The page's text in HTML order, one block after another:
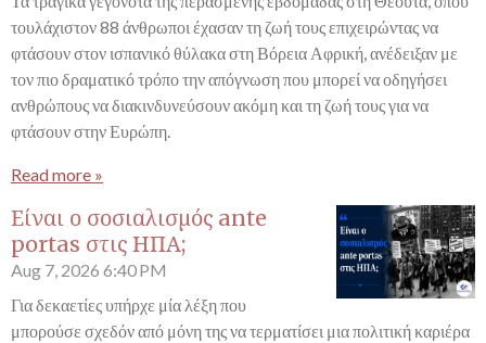
τουλάχιστον 88 άνθρωποι έχασαν τη ζωή τους επιχειρώντας να
φτάσουν στον ισπανικό θύλακα στη Βόρεια Αφρική, ανέδειξαν με
τον πιο δραματικό τρόπο την απόγνωση που μπορεί να οδηγήσει
ανθρώπους να διακινδυνεύσουν ακόμη και τη ζωή τους για να
φτάσουν στην Ευρώπη.
Read more »
Είναι ο σοσιαλισμός ante
portas στις ΗΠΑ;
Aug 7, 2026 6:40 PM
Για δεκαετίες υπήρχε μία λέξη που
μπορούσε σχεδόν από μόνη της να τερματίσει μια πολιτική καριέρα